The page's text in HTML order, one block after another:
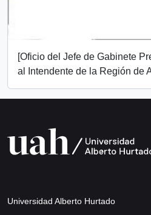
[Oficio del Jefe de Gabinete
al Intendente de la Región de
Universidad Alberto Hurtado